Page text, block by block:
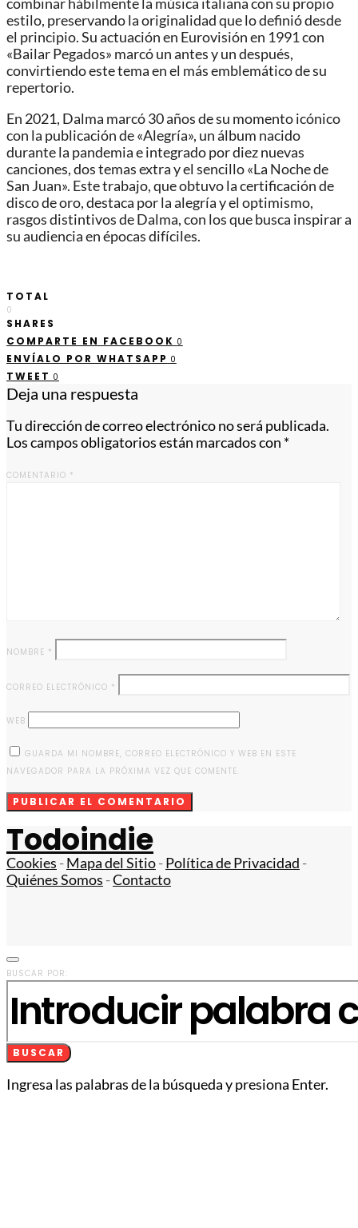
combinar hábilmente la música italiana con su propio
estilo, preservando la originalidad que lo definió desde
el principio. Su actuación en Eurovisión en 1991 con
«Bailar Pegados» marcó un antes y un después,
convirtiendo este tema en el más emblemático de su
repertorio.
En 2021, Dalma marcó 30 años de su momento icónico
con la publicación de «Alegría», un álbum nacido
durante la pandemia e integrado por diez nuevas
canciones, dos temas extra y el sencillo «La Noche de
San Juan». Este trabajo, que obtuvo la certificación de
disco de oro, destaca por la alegría y el optimismo,
rasgos distintivos de Dalma, con los que busca inspirar a
su audiencia en épocas difíciles.
TOTAL
0
SHARES
COMPARTE EN FACEBOOK 0
ENVÍALO POR WHATSAPP 0
TWEET 0
Deja una respuesta
Tu dirección de correo electrónico no será publicada.
Los campos obligatorios están marcados con *
COMENTARIO *
NOMBRE *
CORREO ELECTRÓNICO *
WEB
GUARDA MI NOMBRE, CORREO ELECTRÓNICO Y WEB EN ESTE
NAVEGADOR PARA LA PRÓXIMA VEZ QUE COMENTE.
Todoindie
Cookies -Mapa del Sitio-Política de Privacidad -
Quiénes Somos -Contacto
BUSCAR POR:
BUSCAR
Ingresa las palabras de la búsqueda y presiona Enter.